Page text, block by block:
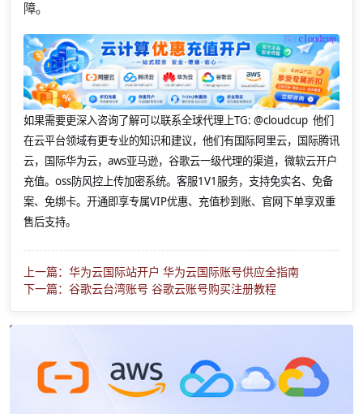
障。
如果需要更深入咨询了解可以联系全球代理上TG: @cloudcup 他们
在云平台领域有更专业的知识和建议，他们有国际阿里云，国际腾讯
云，国际华为云，aws亚马逊，谷歌云一级代理的渠道，微软云开户
充值。oss防风控上传加密系统。客服1V1服务，支持免实名、免备
案、免绑卡。开通即享专属VIP优惠、充值秒到账、官网下单享双重
售后支持。
上一篇：华为云国际站开户 华为云国际账号供应全指南
下一篇：谷歌云台湾账号 谷歌云账号购买注册教程